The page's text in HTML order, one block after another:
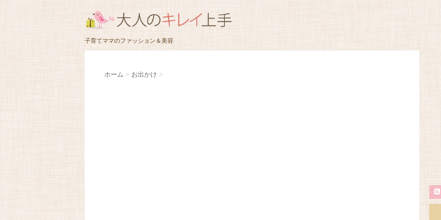
子育てママのファッション＆美容
ホーム > お出かけ >